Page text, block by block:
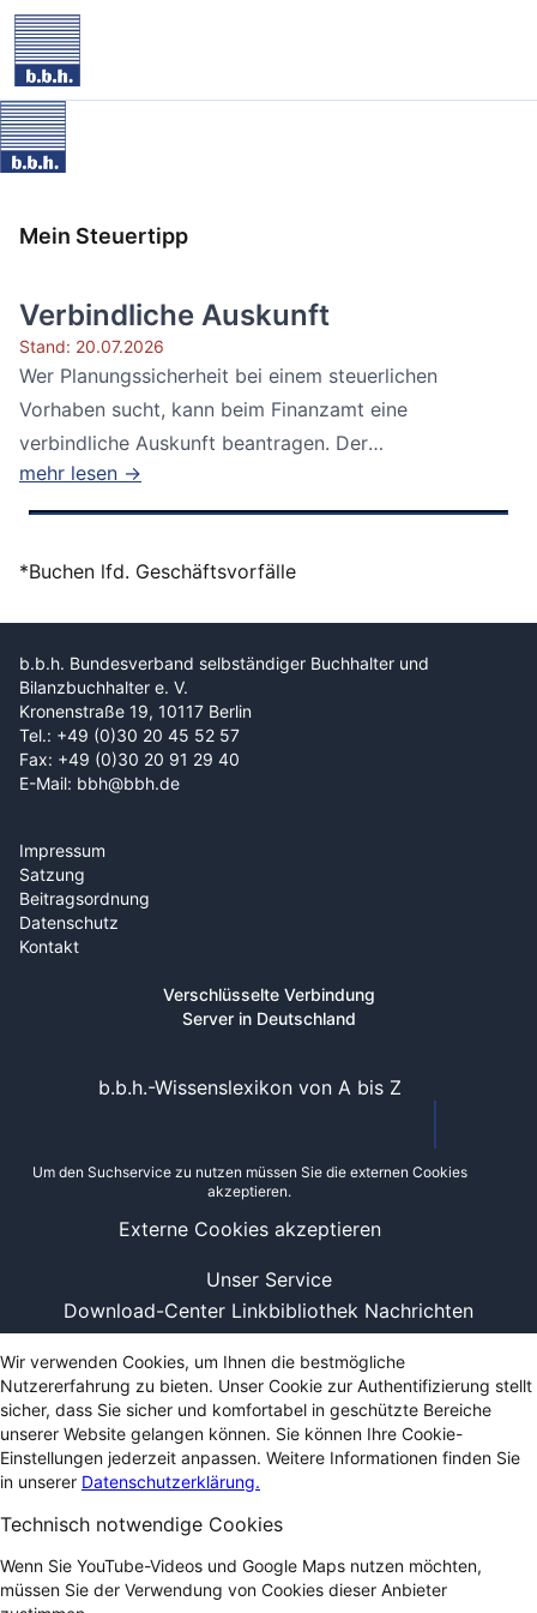
Mein Steuertipp
Verbindliche Auskunft
Stand: 20.07.2026
Wer Planungssicherheit bei einem steuerlichen
Vorhaben sucht, kann beim Finanzamt eine
verbindliche Auskunft beantragen. Der
Bundesfinanzhof...
mehr lesen →
*Buchen lfd. Geschäftsvorfälle
b.b.h. Bundesverband selbständiger Buchhalter und
Bilanzbuchhalter e. V.
Kronenstraße 19, 10117 Berlin
Tel.: +49 (0)30 20 45 52 57
Fax: +49 (0)30 20 91 29 40
E-Mail: bbh@bbh.de
Impressum
Satzung
Beitragsordnung
Datenschutz
Kontakt
Verschlüsselte Verbindung
Server in Deutschland
Unser Service
Download-Center Linkbibliothek Nachrichten
b.b.h.-Wissenslexikon von A bis Z
Um den Suchservice zu nutzen müssen Sie die externen Cookies
akzeptieren.
Externe Cookies akzeptieren
Wir verwenden Cookies, um Ihnen die bestmögliche
Nutzererfahrung zu bieten. Unser Cookie zur Authentifizierung stellt
sicher, dass Sie sicher und komfortabel in geschützte Bereiche
unserer Website gelangen können. Sie können Ihre Cookie-
Einstellungen jederzeit anpassen. Weitere Informationen finden Sie
in unserer Datenschutzerklärung.
Technisch notwendige Cookies
Wenn Sie YouTube-Videos und Google Maps nutzen möchten,
müssen Sie der Verwendung von Cookies dieser Anbieter